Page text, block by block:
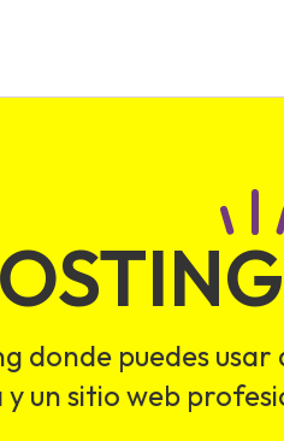
donde puedes
un sitio web